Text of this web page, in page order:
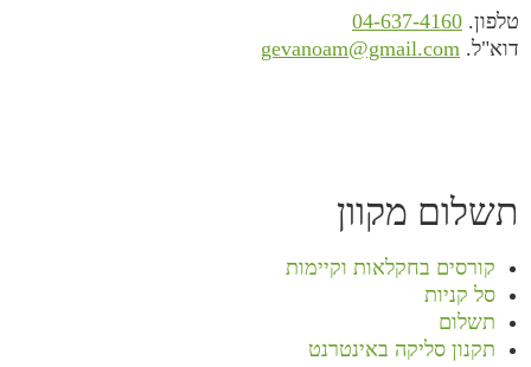
תשלום מקוון
קורסים בחקלאות וקיימות
סל קניות
תשלום
תקנון סליקה באינטרנט
טלפון. 04-637-4160
דוא"ל. gevanoam@gmail.com